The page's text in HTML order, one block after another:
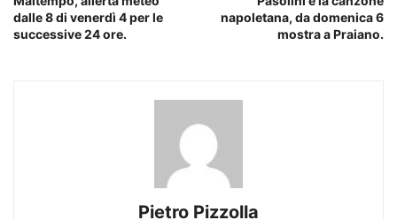
dalle 8 di venerdì 4 per le
successive 24 ore.
napoletana, da domenica 6
mostra a Praiano.
Pietro Pizzolla